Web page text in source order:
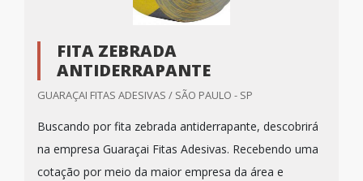
FITA ZEBRADA
ANTIDERRAPANTE
GUARAÇAI FITAS ADESIVAS / SÃO PAULO - SP
Buscando por fita zebrada antiderrapante, descobrirá
na empresa Guaraçai Fitas Adesivas. Recebendo uma
cotação por meio da maior empresa da área e